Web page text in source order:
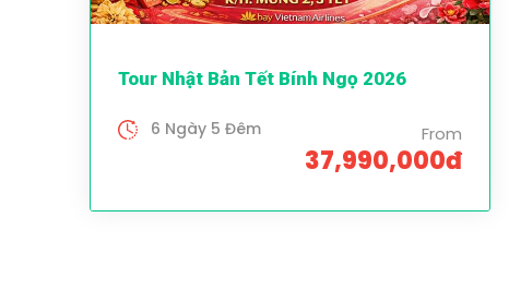
Tour Nhật Bản Tết Bính Ngọ 2026
From
37,990,000đ
6 Ngày 5 Đêm